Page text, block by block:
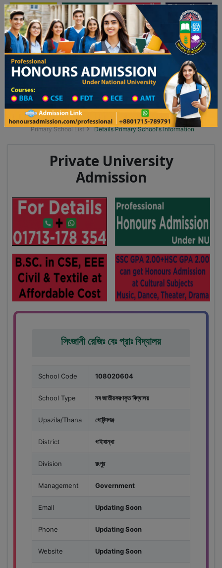
Toggle navigation অনার্স ভর্তি প্রফেশনাল অনার্স
Updates
২৬ শিক্ষাবর্ষের ১ম বর্ষের ভর্তি আবেদন বিজ্ঞপ্তি ঢাকা বিশ্ববিদ্যালয় ২০২৫-২৬ শিক্ষাবর্ষে
Division List
Primary School District Wise
Primary School in গোবিন্দগঞ্জ
Primary School List
Details Primary School's Information
Private University
Admission
সিংজানী রেজিঃ বেঃ প্রাঃ বিদ্যালয়
School Code 108020604
School Type নব জাতীয়করণকৃত বিদ্যালয়
Upazila/Thana গোবিন্দগঞ্জ
District গাইবান্ধা
Division রংপুর
Management Government
Email Updating Soon
Phone Updating Soon
Website Updating Soon